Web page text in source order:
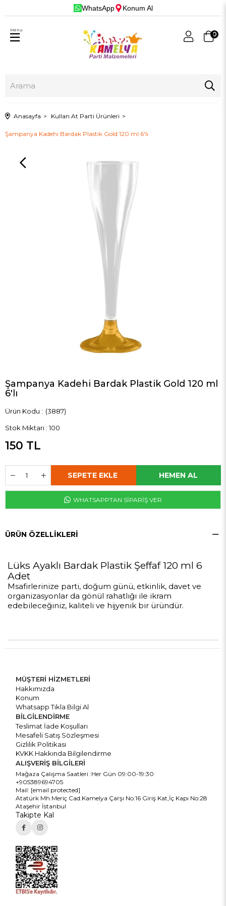
WhatsApp Konum Al
0
Menu
Anasayfa Kullan At Parti Ürünleri
Şampanya Kadehi Bardak Plastik Gold 120 ml 6'lı
Şampanya Kadehi Bardak Plastik Gold 120 ml
6'lı
(3887)
Stok Miktarı : 100
150 TL
WHATSAPPTAN SİPARİŞ VER
ÜRÜN ÖZELLIKLERI
Lüks Ayaklı Bardak Plastik Şeffaf 120 ml 6
Adet
Msafirlerinize parti, doğum günü, etkinlik, davet ve
organizasyonlar da gönül rahatlığı ile ikram
edebileceğiniz, kaliteli ve hijyenik bir üründür.
MÜŞTERİ HİZMETLERİ
Hakkımızda
Konum
Whatsapp Tıkla Bilgi Al
BİLGİLENDİRME
Teslimat İade Koşulları
Mesafeli Satış Sözleşmesi
Gizlilik Politikası
KVKK Hakkında Bilgilendirme
ALIŞVERİŞ BİLGİLERİ
Mağaza Çalışma Saatleri :Her Gün 09:00-19:30
+905389694705
Mail: [email protected]
Atatürk Mh.Meriç Cad.Kamelya Çarşı No:16 Giriş Kat,İç Kapı No:28
Ataşehir İstanbul
Takipte Kal